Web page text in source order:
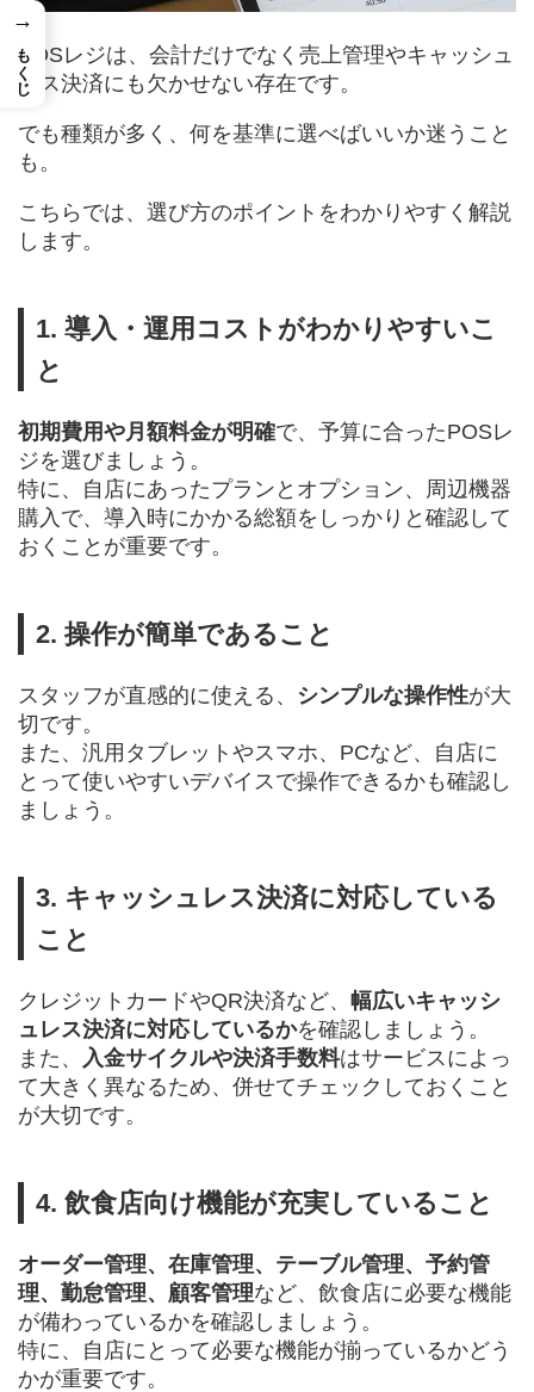
POSレジは、会計だけでなく売上管理やキャッシュ
レス決済にも欠かせない存在です。
でも種類が多く、何を基準に選べばいいか迷うこと
も。
こちらでは、選び方のポイントをわかりやすく解説
します。
1. 導入・運用コストがわかりやすいこ
と
初期費用や月額料金が明確で、予算に合ったPOSレ
ジを選びましょう。
特に、自店にあったプランとオプション、周辺機器
購入で、導入時にかかる総額をしっかりと確認して
おくことが重要です。
2. 操作が簡単であること
スタッフが直感的に使える、 シンプルな操作性が大
切です。
また、汎用タブレットやスマホ、PCなど、自店に
とって使いやすいデバイスで操作できるかも確認し
ましょう。
3. キャッシュレス決済に対応している
こと
クレジットカードやQR決済など、 幅広いキャッシ
ュレス決済に対応しているかを確認しましょう。
また、
入金サイクルや決済手数料はサービスによっ
て大きく異なるため、併せてチェックしておくこと
が大切です。
4. 飲食店向け機能が充実していること
オーダー管理、在庫管理、テーブル管理、予約管
理、勤怠管理、顧客管理など、飲食店に必要な機能
が備わっているかを確認しましょう。
特に、自店にとって必要な機能が揃っているかどう
かが重要です。
→
もくじ